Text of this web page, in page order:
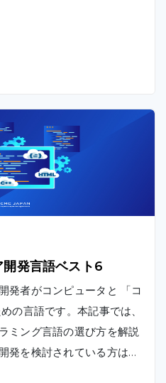
発言語ベスト6
発者がコンピュータと 「コ
の言語です。本記事では、
ミング言語の選び方を解説
発を検討されている方はぜ
。